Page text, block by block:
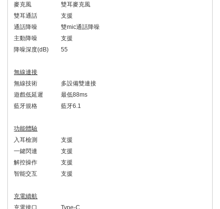
麥克風
雙耳麥克風
雙耳通話
支援
通話降噪
雙mic通話降噪
主動降噪
支援
降噪深度(dB) 55
無線連接
無線技術
多設備雙連接
遊戲低延遲
最低88ms
藍牙規格
藍牙6.1
功能體驗
入耳檢測
支援
一鍵閃連
支援
解控操作
支援
智能交互
支援
充電續航
充電接口
Type-C